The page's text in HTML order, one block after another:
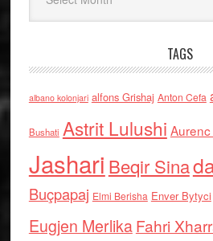
TAGS
albano kolonjari alfons Grishaj Anton Cefa
Bushati Astrit Lulushi
Jashari Beqir Sina
Buçpapaj Elmi Berisha Enver Bytyci
Eugjen MerlikaFahri